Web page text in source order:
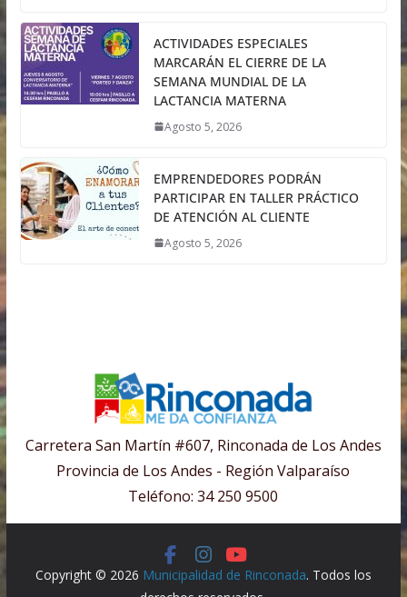
ACTIVIDADES ESPECIALES
MARCARÁN EL CIERRE DE LA
SEMANA MUNDIAL DE LA
LACTANCIA MATERNA
Agosto 5, 2026
EMPRENDEDORES PODRÁN
PARTICIPAR EN TALLER PRÁCTICO
DE ATENCIÓN AL CLIENTE
Agosto 5, 2026
Carretera San Martín #607, Rinconada de Los Andes
Provincia de Los Andes - Región Valparaíso
Teléfono: 34 250 9500
Copyright © 2026 Municipalidad de Rinconada. Todos los